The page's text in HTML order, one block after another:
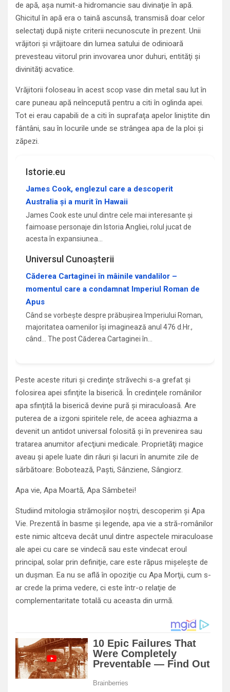
de apă, aşa numit-a hidromancie sau divinaţie în apă.
Ghicitul în apă era o taină ascunsă, transmisă doar celor
selectaţi după nişte criterii necunoscute în prezent. Unii
vrăjitori şi vrăjitoare din lumea satului de odinioară
prevesteau viitorul prin invovarea unor duhuri, entităţi şi
divinităţi acvatice.
Vrăjitorii foloseau în acest scop vase din metal sau lut în
care puneau apă neîncepută pentru a citi în oglinda apei.
Tot ei erau capabili de a citi în suprafaţa apelor liniştite din
fântâni, sau în locurile unde se strângea apa de la ploi şi
zăpezi.
Istorie.eu
James Cook, englezul care a descoperit
Australia și a murit în Hawaii
James Cook este unul dintre cele mai interesante și
faimoase personaje din Istoria Angliei, rolul jucat de
acesta în expansiunea…
Universul Cunoașterii
Căderea Cartaginei în mâinile vandalilor –
momentul care a condamnat Imperiul Roman de
Apus
Când se vorbește despre prăbușirea Imperiului Roman,
majoritatea oamenilor își imaginează anul 476 d.Hr.,
când... The post Căderea Cartaginei în…
Peste aceste rituri şi credinţe străvechi s-a grefat şi
folosirea apei sfinţite la biserică. În credinţele românilor
apa sfinţită la biserică devine pură şi miraculoasă. Are
puterea de a izgoni spiritele rele, de aceea aghiazma a
devenit un antidot universal folosită şi în prevenirea sau
tratarea anumitor afecţiuni medicale. Proprietăţi magice
aveau şi apele luate din râuri şi lacuri în anumite zile de
sărbătoare: Bobotează, Paşti, Sânziene, Sângiorz.
Apa vie, Apa Moartă, Apa Sâmbetei!
Studiind mitologia strămoşilor noştri, descoperim şi Apa
Vie. Prezentă în basme şi legende, apa vie a stră-românilor
este nimic altceva decât unul dintre aspectele miraculoase
ale apei cu care se vindecă sau este vindecat eroul
principal, solar prin definiţie, care este răpus mişeleşte de
un duşman. Ea nu se află în opoziţie cu Apa Morţii, cum s-
ar crede la prima vedere, ci este într-o relaţie de
complementaritate totală cu aceasta din urmă.